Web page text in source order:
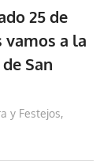
25 de
vamos a la
San
y Festejos,